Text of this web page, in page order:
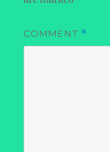
COMMENT *